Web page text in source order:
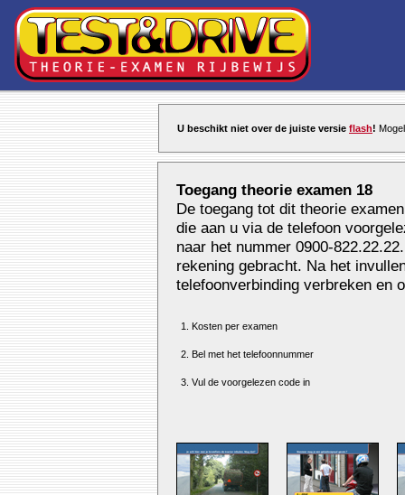
U beschikt niet over de juiste versie flash!
Toegang theorie examen 18
De toegang tot dit theorie
die aan u via de telefoon
naar het nummer 0900-
rekening gebracht. Na het
telefoonverbinding verbreken en
1. Kosten per examen
2. Bel met het telefoonnummer
3. Vul de voorgelezen code in